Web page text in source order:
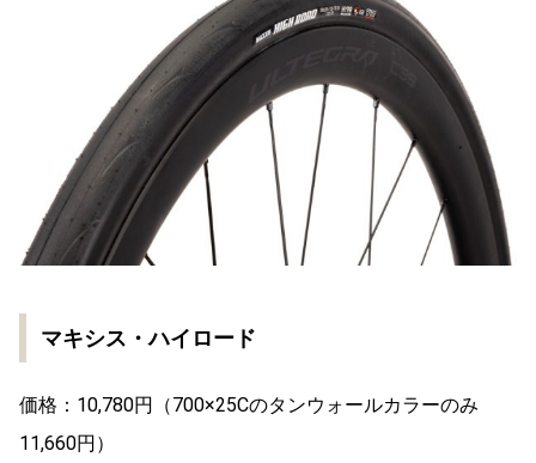
マキシス・ハイロード
価格：10,780円（700×25Cのタンウォールカラーのみ
11,660円）